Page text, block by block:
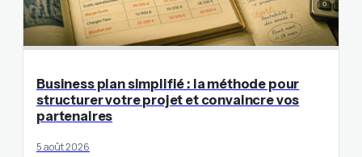
Business plan simplifié : la méthode pour
structurer votre projet et convaincre vos
partenaires
5 août 2026